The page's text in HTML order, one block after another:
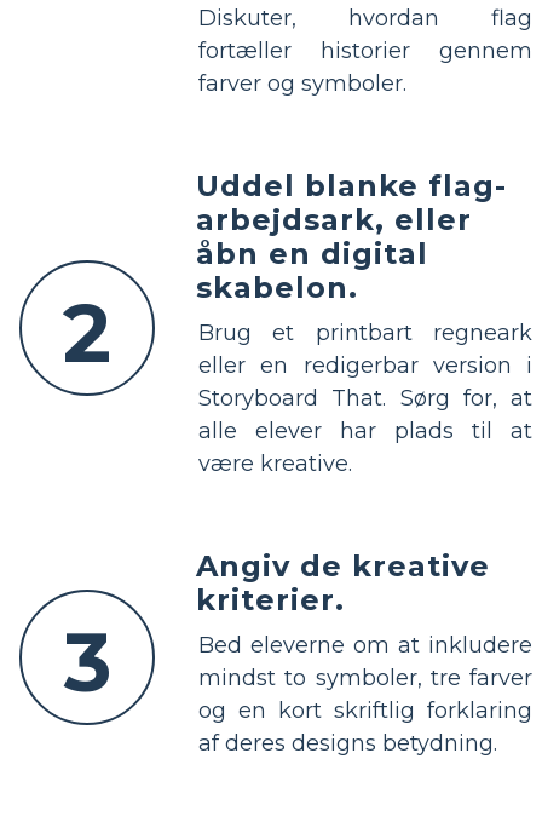
Diskuter, hvordan flag
fortæller historier gennem
farver og symboler.
2
Uddel blanke flag-
arbejdsark, eller
åbn en digital
skabelon.
Brug et printbart regneark
eller en redigerbar version i
Storyboard That. Sørg for, at
alle elever har plads til at
være kreative.
3
Angiv de kreative
kriterier.
Bed eleverne om at inkludere
mindst to symboler, tre farver
og en kort skriftlig forklaring
af deres designs betydning.